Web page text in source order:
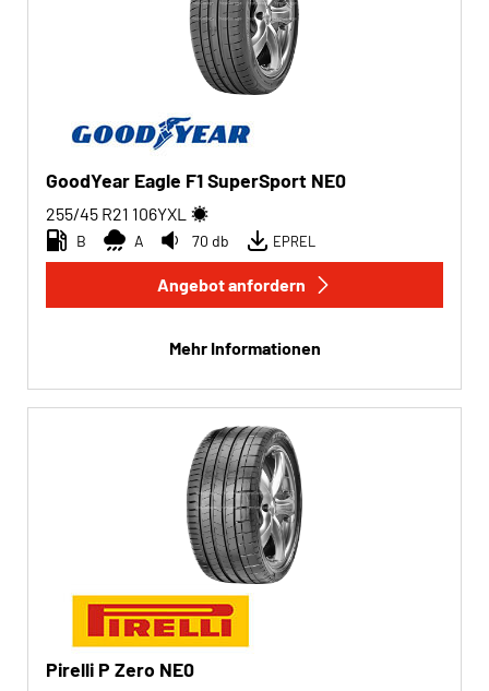
GoodYear Eagle F1 SuperSport NE0
255/45 R21 106YXL
B A 70 db EPREL
Angebot anfordern
Mehr Informationen
Pirelli P Zero NE0